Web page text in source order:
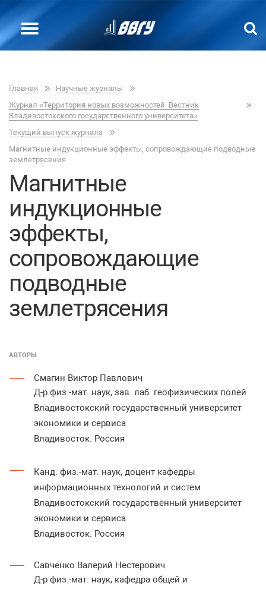
Главная
Научные журналы
Журнал «Территория новых возможностей. Вестник
Владивостокского государственного университета»
Текущий выпуск журнала
Магнитные индукционные эффекты, сопровождающие подводные
землетрясения
Магнитные
индукционные
эффекты,
сопровождающие
подводные
землетрясения
АВТОРЫ
Смагин Виктор Павлович
Д-р физ.-мат. наук, зав. лаб. геофизических полей
Владивостокский государственный университет
экономики и сервиса
Владивосток. Россия
Канд. физ.-мат. наук, доцент кафедры
информационных технологий и систем
Владивостокский государственный университет
экономики и сервиса
Владивосток. Россия
Савченко Валерий Нестерович
Д-р физ.-мат. наук, кафедра общей и